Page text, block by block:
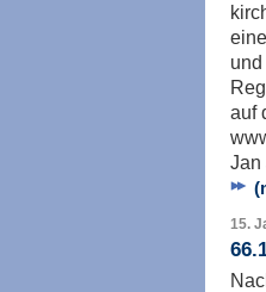
auf
Jan
15.